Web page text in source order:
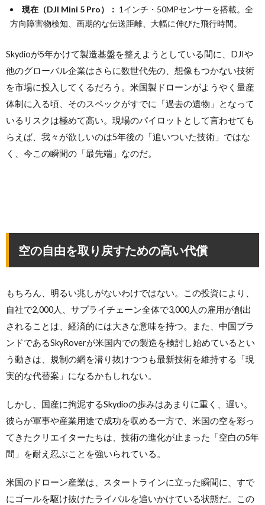
現在（DJI Mini 5 Pro）： 1インチ・50MPセンサーを搭載。全
方向障害物検知、画期的な伝送距離、大幅に伸びた飛行時間。
Skydioが5年かけて製造基盤を整えようとしている間に、DJIや
他のグローバル企業はさらに数世代先の、想像もつかない技術
を市場に投入してくるだろう。米国製ドローンがようやく量産
体制に入る頃、そのスペックがすでに「過去の遺物」となって
いるリスクは極めて高い。現場のパイロットとして言わせても
らえば、我々が欲しいのは5年後の「追いついた技術」ではな
く、今この瞬間の「最先端」なのだ。
空の自由を取り戻すための高い代償
もちろん、明るい兆しがないわけではない。この投資により、
自社で2,000人、サプライチェーン全体で3,000人の雇用が創出
されることは、経済的には大きな意味を持つ。また、中国ブラ
ンドであるSkyRoverが米国内での製造を検討し始めているとい
う動きは、規制の網を潜り抜けつつも最新技術を維持する「現
実的な代替案」になるかもしれない。
しかし、国産に拘泥するSkydioの歩みはあまりに重く、遅い。
彼らが軍事や産業用途で成功を収める一方で、米国の空を彩っ
てきたクリエイターたちは、技術の進化が止まった「空白の5年
間」を耐え忍ぶことを強いられている。
米国のドローン産業は、スタートラインに立った瞬間に、すで
にゴールを駆け抜けたライバルを追いかけている状態だ。この